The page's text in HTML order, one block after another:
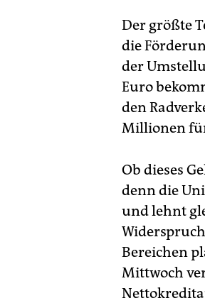
Der größte
die
der
Euro
den
Millionen
Ob dieses
denn die
und lehnt
Bereichen
Mittwoch